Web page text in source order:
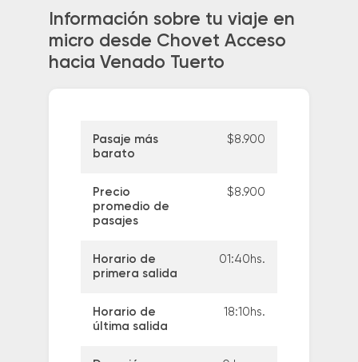
Información sobre tu viaje en
micro desde Chovet Acceso
hacia Venado Tuerto
Pasaje más
barato
$8.900
Precio
promedio de
pasajes
$8.900
Horario de
primera salida
01:40hs.
Horario de
última salida
18:10hs.